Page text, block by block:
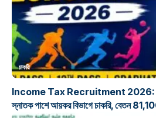
চাকরি
Income Tax Recruitment 2026:
স্নাতক পাশে আয়কর বিভাগে চাকরি, বেতন